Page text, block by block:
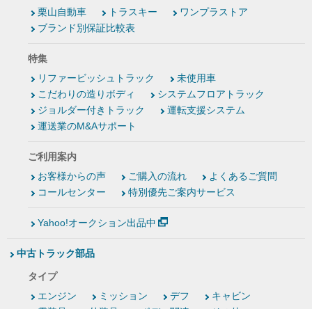
栗山自動車
トラスキー
ワンプラストア
ブランド別保証比較表
特集
リファービッシュトラック
未使用車
こだわりの造りボディ
システムフロアトラック
ジョルダー付きトラック
運転支援システム
運送業のM&Aサポート
ご利用案内
お客様からの声
ご購入の流れ
よくあるご質問
コールセンター
特別優先ご案内サービス
Yahoo!オークション出品中
中古トラック部品
タイプ
エンジン
ミッション デフ
キャビン